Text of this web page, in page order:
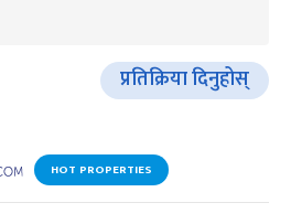
प्रतिक्रिया दिनुहोस्
HOT PROPERTIES